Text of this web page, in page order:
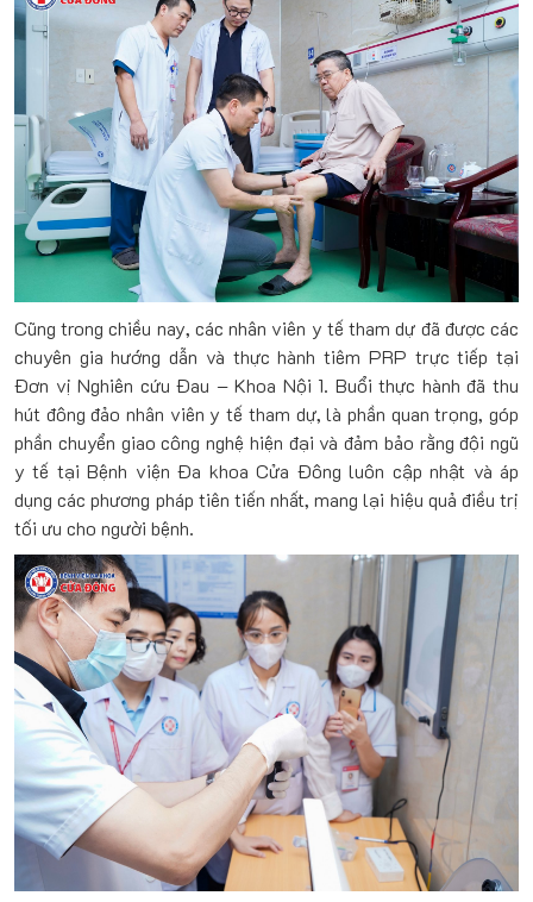
Cũng trong chiều nay, các nhân viên y tế tham dự đã được các
chuyên gia hướng dẫn và thực hành tiêm PRP trực tiếp tại
Đơn vị Nghiên cứu Đau – Khoa Nội 1. Buổi thực hành đã thu
hút đông đảo nhân viên y tế tham dự, là phần quan trọng, góp
phần chuyển giao công nghệ hiện đại và đảm bảo rằng đội ngũ
y tế tại Bệnh viện Đa khoa Cửa Đông luôn cập nhật và áp
dụng các phương pháp tiên tiến nhất, mang lại hiệu quả điều trị
tối ưu cho người bệnh.